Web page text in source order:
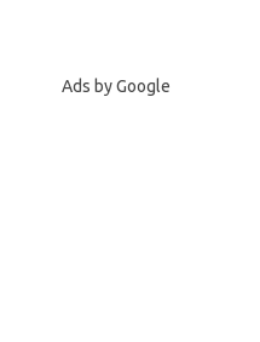
Ads by Google